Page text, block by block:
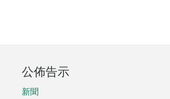
公佈告示
新聞